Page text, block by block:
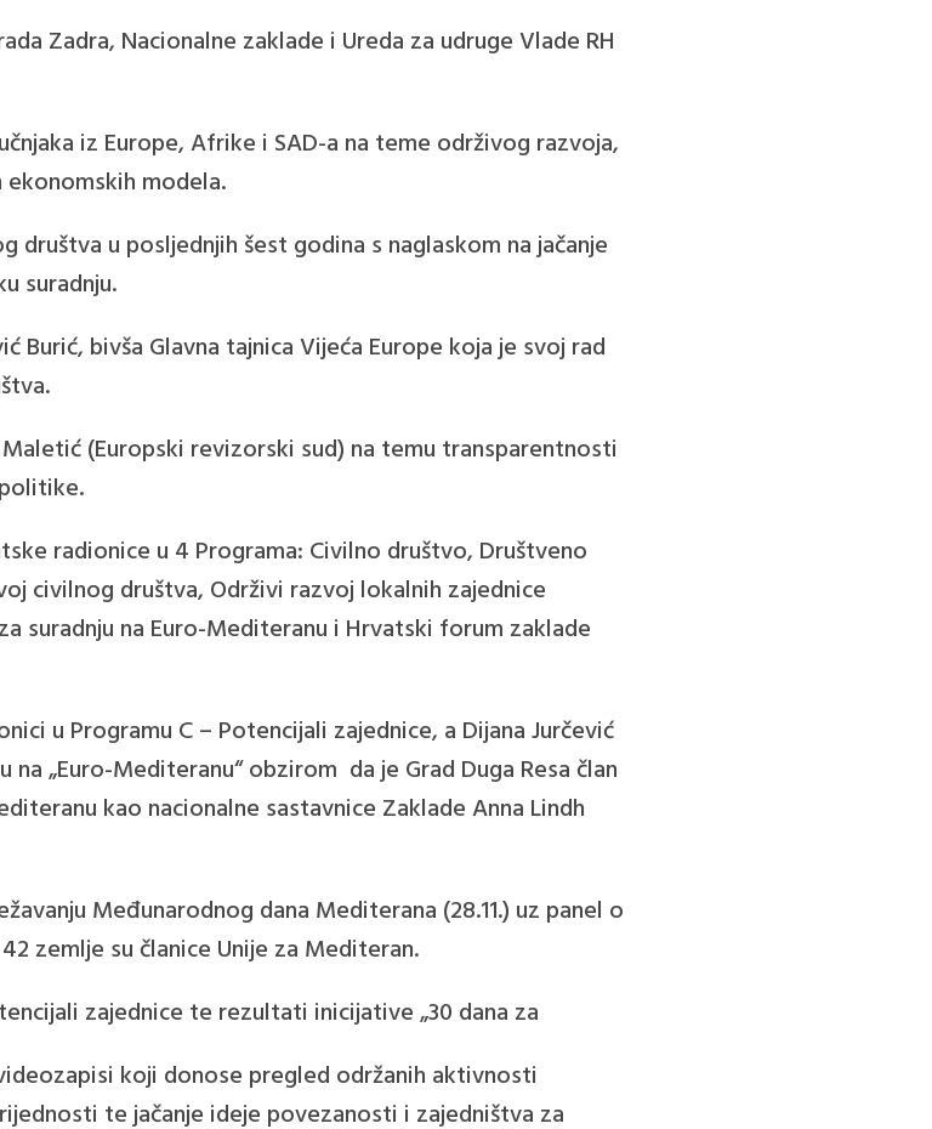
Zadra, Nacionalne zaklade i Ureda za udruge Vlade RH
iz Europe, Afrike i SAD-a na teme održivog razvoja,
modela.
društva u posljednjih šest godina s naglaskom na jačanje
suradnju.
Burić, bivša Glavna tajnica Vijeća Europe koja je svoj rad
(Europski revizorski sud) na temu transparentnosti
radionice u 4 Programa: Civilno društvo, Društveno
civilnog društva, Održivi razvoj lokalnih zajednice
suradnju na Euro-Mediteranu i Hrvatski forum zaklade
u Programu C – Potencijali zajednice, a Dijana Jurčević
na „Euro-Mediteranu“ obzirom da je Grad Duga Resa član
kao nacionalne sastavnice Zaklade Anna Lindh
Međunarodnog dana Mediterana (28.11.) uz panel o
zemlje su članice Unije za Mediteran.
zajednice te rezultati inicijative „30 dana za
koji donose pregled održanih aktivnosti
te jačanje ideje povezanosti i zajedništva za